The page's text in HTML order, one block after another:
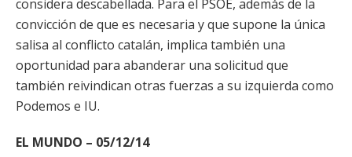
considera descabellada. Para el PSOE, además de la
convicción de que es necesaria y que supone la única
salisa al conflicto catalán, implica también una
oportunidad para abanderar una solicitud que
también reivindican otras fuerzas a su izquierda como
Podemos e IU.
EL MUNDO – 05/12/14